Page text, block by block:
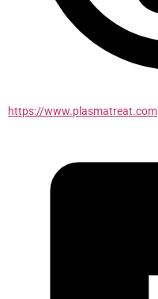
https://www.plasmatreat.com